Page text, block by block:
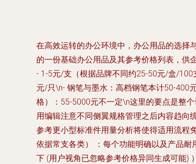
在高效运转的办公环境中，办公用品的选择
的一份基础办公用品及其参考价格列表，供
- 1-5元/支（根据品牌不同约25-50元/盒/100
元/只\n- 钢笔与墨水 ：高档钢笔本计50-400
格）
：55-5000元不一定\n这里的要点是整
用编辑注意不同侧翼规格管理之后内容趋向
参考更小型标准件用量分析将使得适用流程
依据常支各类） ：每个功能明确以及产品
下 (用户视角已忽略参考价格异同生成可能) ）